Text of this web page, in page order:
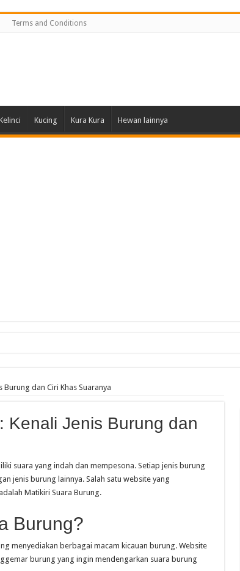
Terms and Conditions
Kucing Kura Kura Hewan lainnya
Burung dan Ciri Khas Suaranya
Kenali Jenis Burung dan
suara yang indah dan mempesona. Setiap jenis burung
jenis burung lainnya. Salah satu website yang
Matikiri Suara Burung.
Burung?
menyediakan berbagai macam kicauan burung. Website
burung yang ingin mendengarkan suara burung